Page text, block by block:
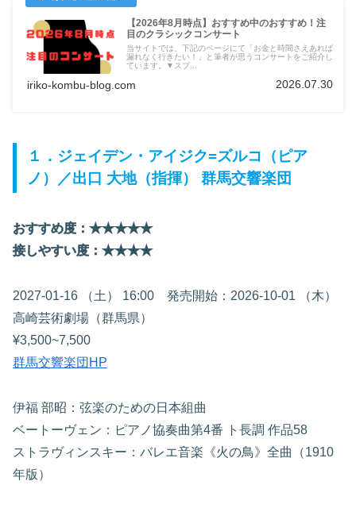
【2026年8月時点】おすすめ中のおすすめ！注
目のクラシックコンサート
当サイトでは、下記のページにて「お金と時間さえあれば
漏れなく行きたい！」と筆者が思うコンサートをご紹介し
ています。▼スプ...
iriko-kombu-blog.com 2026.07.30
１．ジェイデン・アイジク=ズルコ（ピア
ノ）／出口 大地（指揮） 群馬交響楽団
おすすめ度：★★★★★
接しやすい度：★★★★
2027-01-16 （土） 16:00 発売開始：2026-10-01 （木）
高崎芸術劇場（群馬県）
¥3,500~7,500
群馬交響楽団HP
伊福 部昭：弦楽のための日本組曲
ベートーヴェン：ピアノ協奏曲第4番 ト長調 作品58
ストラヴィンスキー：バレエ音楽《火の鳥》全曲（1910
年版）